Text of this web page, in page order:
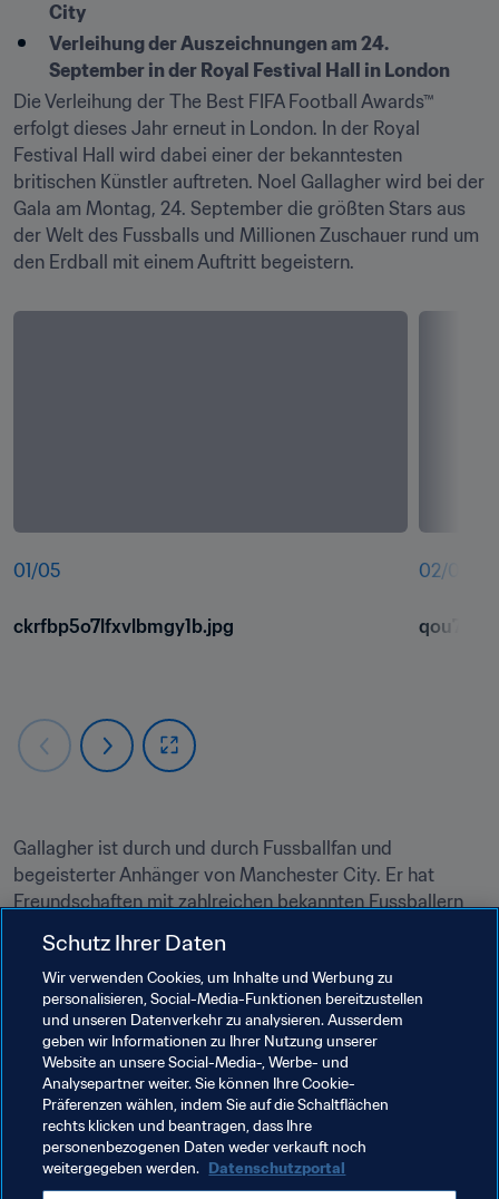
City
Verleihung der Auszeichnungen am 24.
September in der Royal Festival Hall in London
Die Verleihung der The Best FIFA Football Awards™
erfolgt dieses Jahr erneut in London. In der Royal
Festival Hall wird dabei einer der bekanntesten
britischen Künstler auftreten. Noel Gallagher wird bei der
Gala am Montag, 24. September die größten Stars aus
der Welt des Fussballs und Millionen Zuschauer rund um
den Erdball mit einem Auftritt begeistern.
01 /05
ckrfbp5o7lfxvlbmgy1b.jpg
02/05
Gallagher ist durch und durch Fussballfan und
begeisterter Anhänger von Manchester City. Er hat
Freundschaften mit zahlreichen bekannten Fussballern
Weltmeisterschaft Deutschland 2006™ war er für
Alessandro Del Piero gar eine Art Glücksbringer. Der
italienische Star meinte, "der Gewinn des WM-Titels ist
für mich untrennbar mit Noel verknüpft."
Der heutige Frontmann der Band Noel Gallagher's High
Flying Birds wurde als Songwriter der Band Oasis zum
Superstar. Oasis verkaufte -zig Millionen Alben und war
eine der erfolgreichsten britischen Bands aller Zeiten.
Auf dem Höhepunkt ihres Ruhmes trat die Band 1996
Schutz Ihrer Daten
Wir verwenden Cookies, um Inhalte und Werbung zu
personalisieren, Social-Media-Funktionen bereitzustellen
und unseren Datenverkehr zu analysieren. Ausserdem
geben wir Informationen zu Ihrer Nutzung unserer
Website an unsere Social-Media-, Werbe- und
Analysepartner weiter. Sie können Ihre Cookie-
Präferenzen wählen, indem Sie auf die Schaltflächen
rechts klicken und beantragen, dass Ihre
personenbezogenen Daten weder verkauft noch
weitergegeben werden. Datenschutzportal